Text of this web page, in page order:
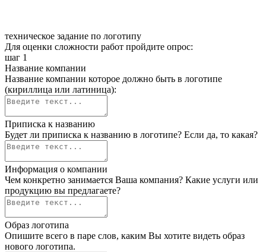
техническое задание по логотипу
Для оценки сложности работ пройдите опрос:
шаг 1
Название компании
Название компании которое должно быть в логотипе
(кириллица или латиница):
Приписка к названию
Будет ли приписка к названию в логотипе? Если да, то какая?
Информация о компании
Чем конкретно занимается Ваша компания? Какие услуги или
продукцию вы предлагаете?
Образ логотипа
Опишите всего в паре слов, каким Вы хотите видеть образ
нового логотипа.